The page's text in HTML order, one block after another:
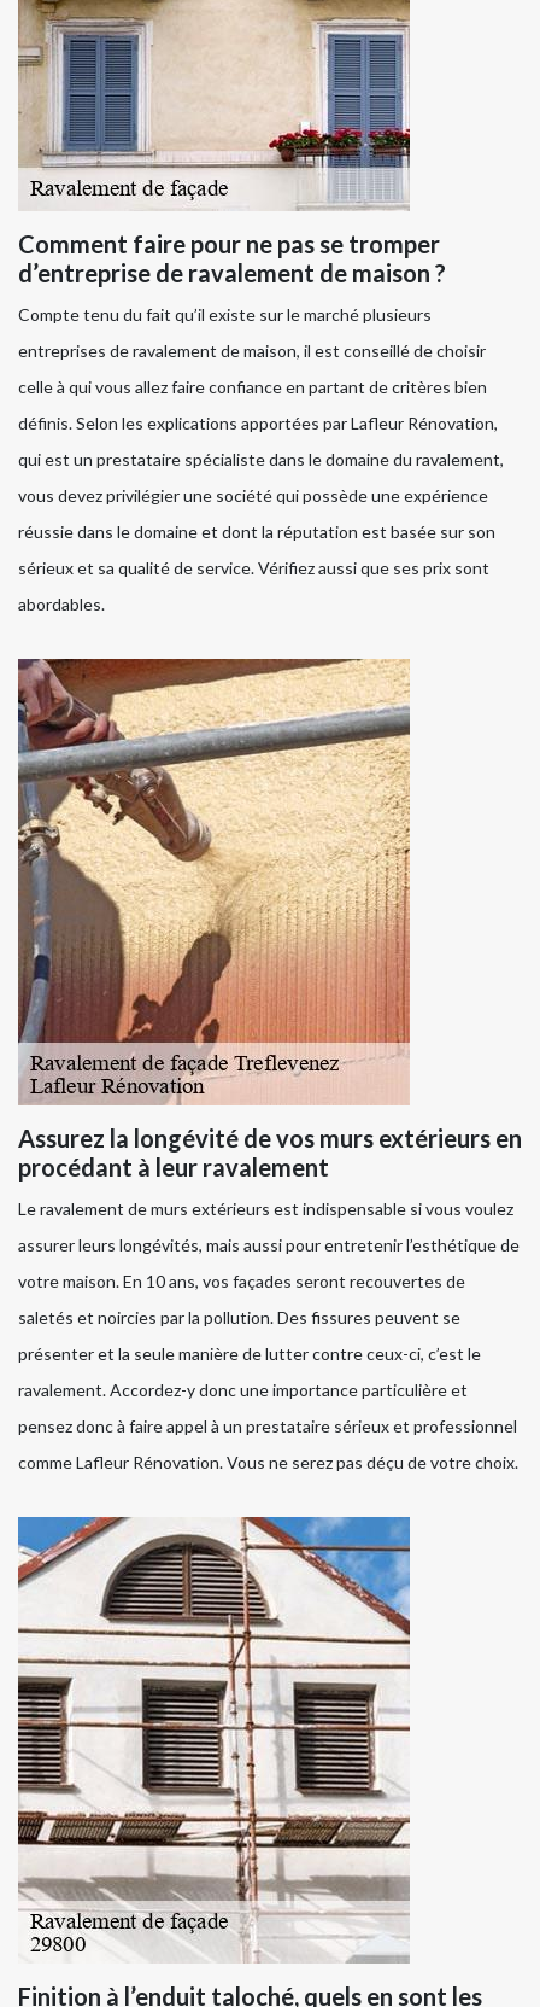
Comment faire pour ne pas se tromper
d’entreprise de ravalement de maison ?
Compte tenu du fait qu’il existe sur le marché plusieurs
entreprises de ravalement de maison, il est conseillé de choisir
celle à qui vous allez faire confiance en partant de critères bien
définis. Selon les explications apportées par Lafleur Rénovation,
qui est un prestataire spécialiste dans le domaine du ravalement,
vous devez privilégier une société qui possède une expérience
réussie dans le domaine et dont la réputation est basée sur son
sérieux et sa qualité de service. Vérifiez aussi que ses prix sont
abordables.
Assurez la longévité de vos murs extérieurs en
procédant à leur ravalement
Le ravalement de murs extérieurs est indispensable si vous voulez
assurer leurs longévités, mais aussi pour entretenir l’esthétique de
votre maison. En 10 ans, vos façades seront recouvertes de
saletés et noircies par la pollution. Des fissures peuvent se
présenter et la seule manière de lutter contre ceux-ci, c’est le
ravalement. Accordez-y donc une importance particulière et
pensez donc à faire appel à un prestataire sérieux et professionnel
comme Lafleur Rénovation. Vous ne serez pas déçu de votre choix.
Finition à l’enduit taloché, quels en sont les